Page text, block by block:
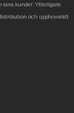
sina kunder. Ytterligare
och upphovsrätt